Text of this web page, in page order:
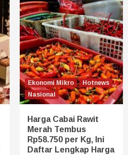
Ekonomi Mikro
Hotnews
Nasional
Harga Cabai Rawit
Merah Tembus
Rp58.750 per Kg, Ini
Daftar Lengkap Harga